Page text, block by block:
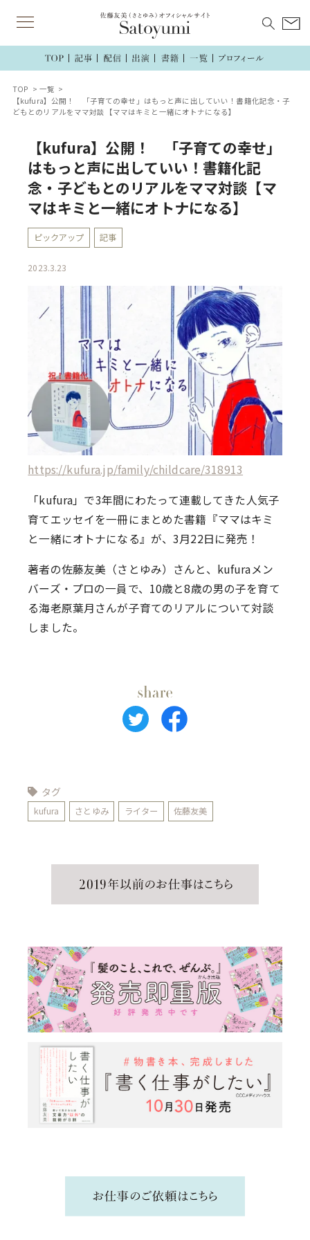
TOP
一覧
【kufura】公開！ 「子育ての幸せ」はもっと声に出していい！書籍化記念・子
どもとのリアルをママ対談【ママはキミと一緒にオトナになる】
【kufura】公開！ 「子育ての幸せ」
はもっと声に出していい！書籍化記
念・子どもとのリアルをママ対談【マ
マはキミと一緒にオトナになる】
ピックアップ 記事
2023.3.23
https://kufura.jp/family/childcare/318913
「kufura」で3年間にわたって連載してきた人気子
育てエッセイを一冊にまとめた書籍『ママはキミ
と一緒にオトナになる』が、3月22日に発売！
著者の佐藤友美（さとゆみ）さんと、kufuraメン
バーズ・プロの一員で、10歳と8歳の男の子を育て
る海老原葉月さんが子育てのリアルについて対談
しました。
タグ
kufura さとゆみ ライター 佐藤友美